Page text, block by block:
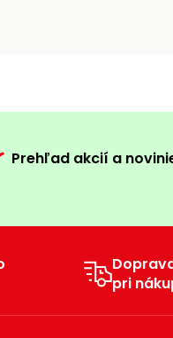
Prehľad akcií a
pri